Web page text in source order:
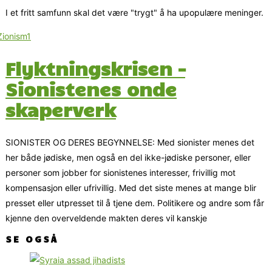
I et fritt samfunn skal det være "trygt" å ha upopulære meninger.
Flyktningskrisen –
Sionistenes onde
skaperverk
SIONISTER OG DERES BEGYNNELSE: Med sionister menes det
her både jødiske, men også en del ikke-jødiske personer, eller
personer som jobber for sionistenes interesser, frivillig mot
kompensasjon eller ufrivillig. Med det siste menes at mange blir
presset eller utpresset til å tjene dem. Politikere og andre som får
kjenne den overveldende makten deres vil kanskje
SE OGSÅ